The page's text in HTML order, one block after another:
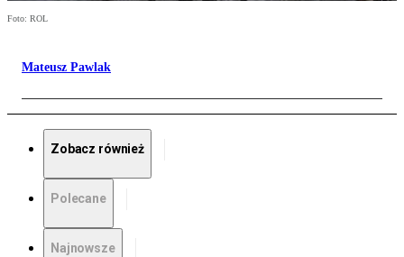
Foto: ROL
Mateusz Pawlak
Zobacz również
Polecane
Najnowsze